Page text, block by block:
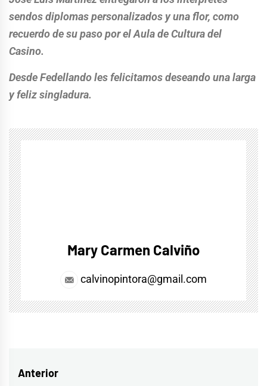
sendos diplomas personalizados y una flor, como
recuerdo de su paso por el Aula de Cultura del
Casino.
Desde Fedellando les felicitamos deseando una larga
y feliz singladura.
Mary Carmen Calviño
calvinopintora@gmail.com
Navegación
Anterior